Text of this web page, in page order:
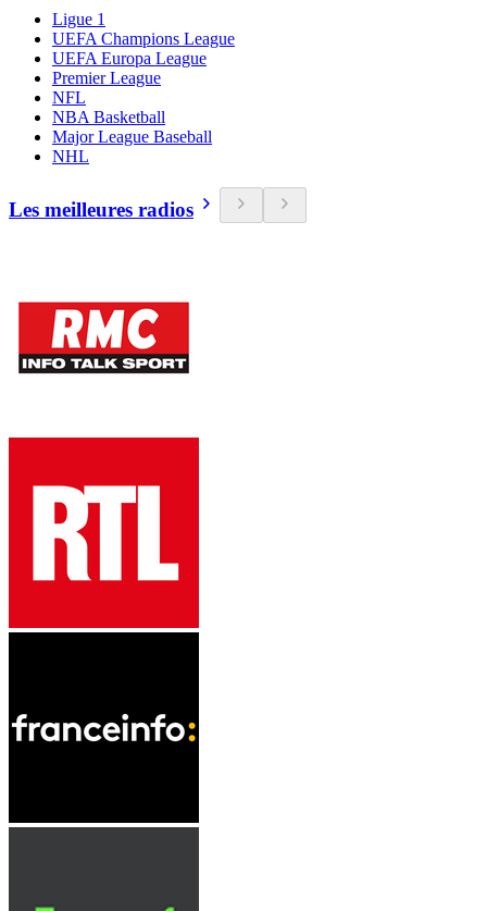
Ligue 1
UEFA Champions League
UEFA Europa League
Premier League
NFL
NBA Basketball
Major League Baseball
NHL
Les meilleures radios